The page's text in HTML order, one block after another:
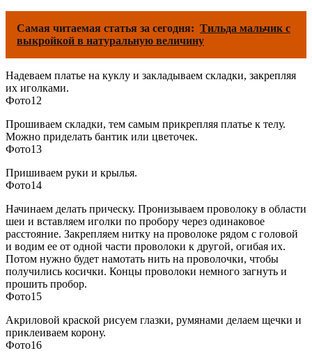
Самая читаемая статья за сегодня: Тильда мальчик с
выкройкой в натуральную величину
Надеваем платье на куклу и закладываем складки, закрепляя
их иголками.
Фото12
Прошиваем складки, тем самым прикрепляя платье к телу.
Можно приделать бантик или цветочек.
Фото13
Пришиваем руки и крылья.
Фото14
Начинаем делать прическу. Пронизываем проволоку в области
шеи и вставляем иголки по пробору через одинаковое
расстояние. Закрепляем нитку на проволоке рядом с головой
и водим ее от одной части проволоки к другой, огибая их.
Потом нужно будет намотать нить на проволочки, чтобы
получились косички. Концы проволоки немного загнуть и
прошить пробор.
Фото15
Акриловой краской рисуем глазки, румянами делаем щечки и
приклеиваем корону.
Фото16